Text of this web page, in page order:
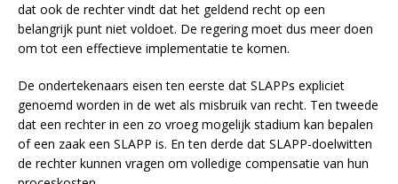
dat ook de rechter vindt dat het geldend recht op een
belangrijk punt niet voldoet. De regering moet dus meer doen
om tot een effectieve implementatie te komen.
De ondertekenaars eisen ten eerste dat SLAPPs expliciet
genoemd worden in de wet als misbruik van recht. Ten tweede
dat een rechter in een zo vroeg mogelijk stadium kan bepalen
of een zaak een SLAPP is. En ten derde dat SLAPP-doelwitten
de rechter kunnen vragen om volledige compensatie van hun